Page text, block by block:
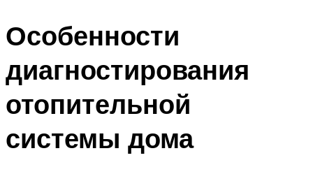
Особенности
диагностирования
отопительной
системы дома